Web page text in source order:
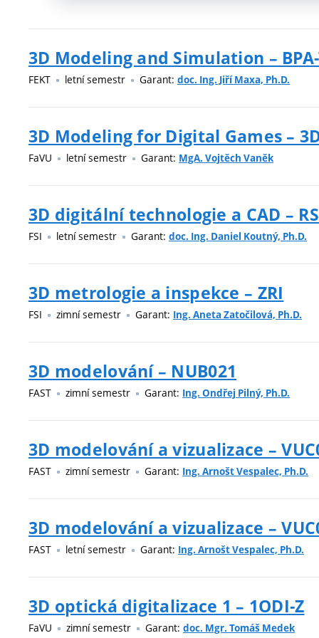
3D Modeling and Simulation –
FEKT letní semestr Garant: doc. Ing. Jiří Maxa, Ph.D.
3D Modeling for Digital Games –
FaVU letní semestr Garant: MgA. Vojtěch Vaněk
3D digitální technologie a CAD –
FSI letní semestr Garant: doc. Ing. Daniel Koutný, Ph.D.
3D metrologie a inspekce – ZRI
FSI zimní semestr Garant: Ing. Aneta Zatočilová, Ph.D.
3D modelování – NUB021
FAST zimní semestr Garant: Ing. Ondřej Pilný, Ph.D.
3D modelování a vizualizace –
FAST zimní semestr Garant: Ing. Arnošt Vespalec, Ph.D.
3D modelování a vizualizace –
FAST letní semestr Garant: Ing. Arnošt Vespalec, Ph.D.
3D optická digitalizace 1 – 1ODI-Z
FaVU zimní semestr Garant: doc. Mgr. Tomáš Medek